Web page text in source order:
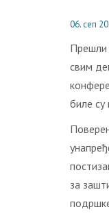
06. сеп
Прешли
свим
биле су
за